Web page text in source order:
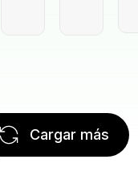
Cargar más